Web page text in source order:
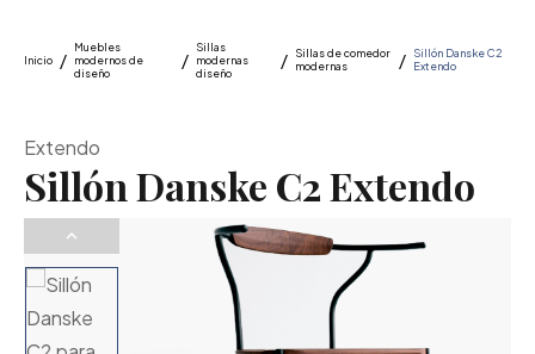
Inicio
Muebles
modernos de
diseño
Sillas
modernas
diseño
Sillas de comedor
modernas
Sillón Danske C2
Extendo
Extendo
Sillón Danske C2 Extendo